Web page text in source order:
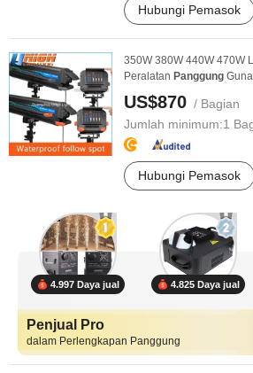
Hubungi Pemasok
350W 380W 440W 470W
Peralatan Panggung
US$870 / Bagian
Jumlah minimum:1
Hubungi Pemasok
4.997 Daya jual 4.825 Daya jual
Penjual Pro
dalam Perlengkapan Panggung